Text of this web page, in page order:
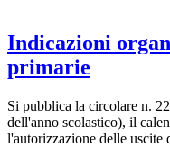
Indicazioni
primarie
Si pubblica la circolare n.
dell'anno scolastico), il
l'autorizzazione delle uscite